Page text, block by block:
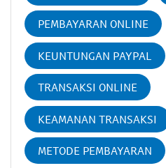
PEMBAYARAN ONLINE
KEUNTUNGAN PAYPAL
TRANSAKSI ONLINE
KEAMANAN TRANSAKSI
METODE PEMBAYARAN